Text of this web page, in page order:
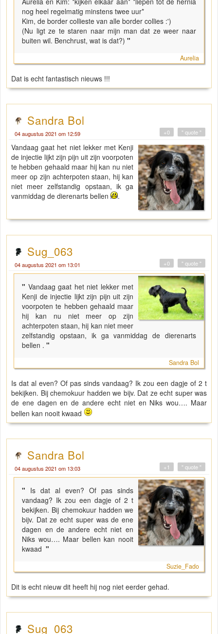
nog heel regelmatig minstens twee uur*
Kim, de border collieste van alle border collies :')
(Nu ligt ze te staren naar mijn man dat ze weer naar
buiten wil. Benchrust, wat is dat?) "
Aurelia
Dat is echt fantastisch nieuws !!!
Sandra Bol
04 augustus 2021 om 12:59 " quote "
+0
Vandaag gaat het niet lekker met Kenji
de injectie lijkt zijn pijn uit zijn voorpoten
te hebben gehaald maar hij kan nu niet
meer op zijn achterpoten staan, hij kan
niet meer zelfstandig opstaan, ik ga
vanmiddag de dierenarts bellen
.
Sug_063
04 augustus 2021 om 13:01 " quote "
+0
" Vandaag gaat het niet lekker met
Kenji de injectie lijkt zijn pijn uit zijn
voorpoten te hebben gehaald maar
hij kan nu niet meer op zijn
achterpoten staan, hij kan niet meer
zelfstandig opstaan, ik ga vanmiddag de dierenarts
bellen . "
Sandra Bol
Is dat al even? Of pas sinds vandaag? Ik zou een dagje of 2 t
bekijken. Bij chemokuur hadden we bijv. Dat ze echt super was
de ene dagen en de andere echt niet en Niks wou…. Maar
bellen kan nooit kwaad
Sandra Bol
04 augustus 2021 om 13:03 " quote "
+1
" Is dat al even? Of pas sinds
vandaag? Ik zou een dagje of 2 t
bekijken. Bij chemokuur hadden we
bijv. Dat ze echt super was de ene
dagen en de andere echt niet en
Niks wou…. Maar bellen kan nooit
kwaad "
Suzie_Fado
Dit is echt nieuw dit heeft hij nog niet eerder gehad.
Sug_063